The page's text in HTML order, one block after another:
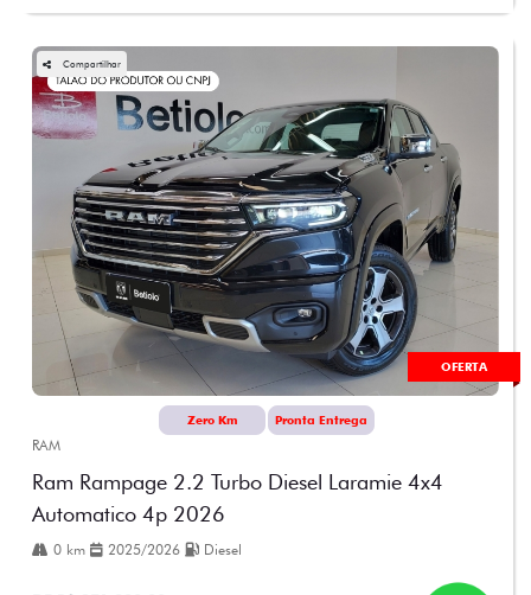
OFERTA
Compartilhar
Zero Km Pronta Entrega
RAM
Ram Rampage 2.2 Turbo Diesel Laramie 4x4
Automatico 4p 2026
0 km 2025/2026 Diesel